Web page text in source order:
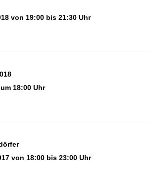
von 19:00 bis 21:30 Uhr
18:00 Uhr
von 18:00 bis 23:00 Uhr